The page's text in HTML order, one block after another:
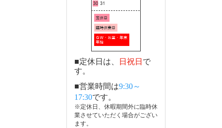
■定休日は、 日祝日で
す。
■営業時間は9:30～
17:30です。
※定休日、休暇期間外に臨時休
業させていただく場合がござい
ます。